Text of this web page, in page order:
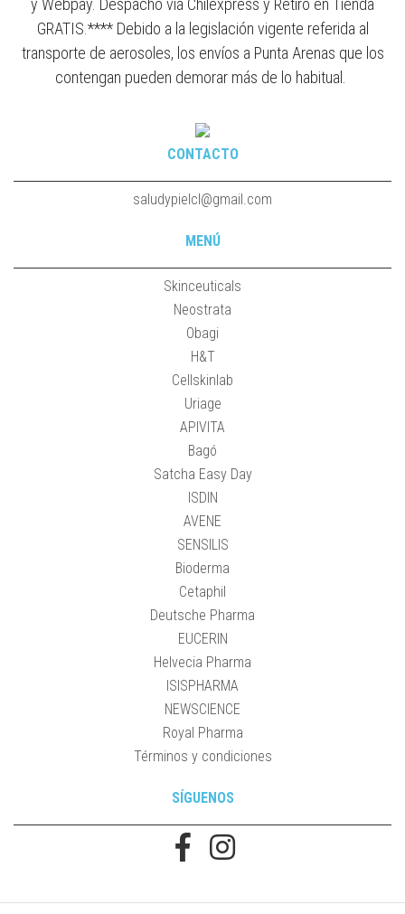
y Webpay. Despacho vía Chilexpress y Retiro en Tienda
GRATIS.**** Debido a la legislación vigente referida al
transporte de aerosoles, los envíos a Punta Arenas que los
contengan pueden demorar más de lo habitual.
CONTACTO
saludypielcl@gmail.com
MENÚ
Skinceuticals
Neostrata
Obagi
H&T
Cellskinlab
Uriage
APIVITA
Bagó
Satcha Easy Day
ISDIN
AVENE
SENSILIS
Bioderma
Cetaphil
Deutsche Pharma
EUCERIN
Helvecia Pharma
ISISPHARMA
NEWSCIENCE
Royal Pharma
Términos y condiciones
SÍGUENOS